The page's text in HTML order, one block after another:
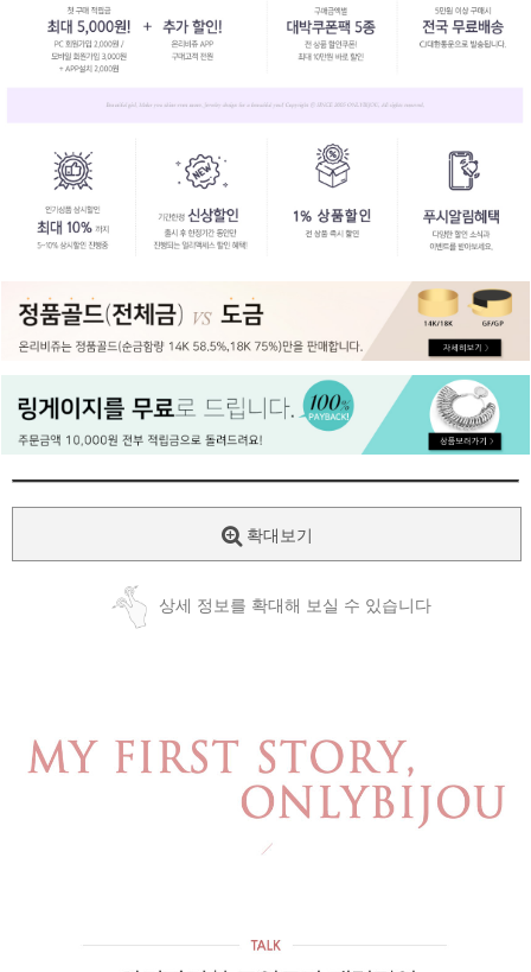
페이코 ID로
PAYCO 바로
확대보기
상세 정보를 확대해 보실 수 있습니다